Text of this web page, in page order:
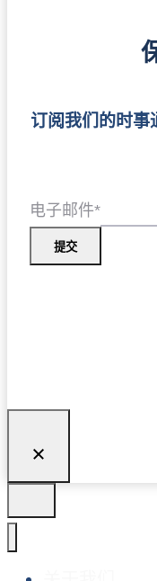
订阅我们的时事
电子邮件*
提交